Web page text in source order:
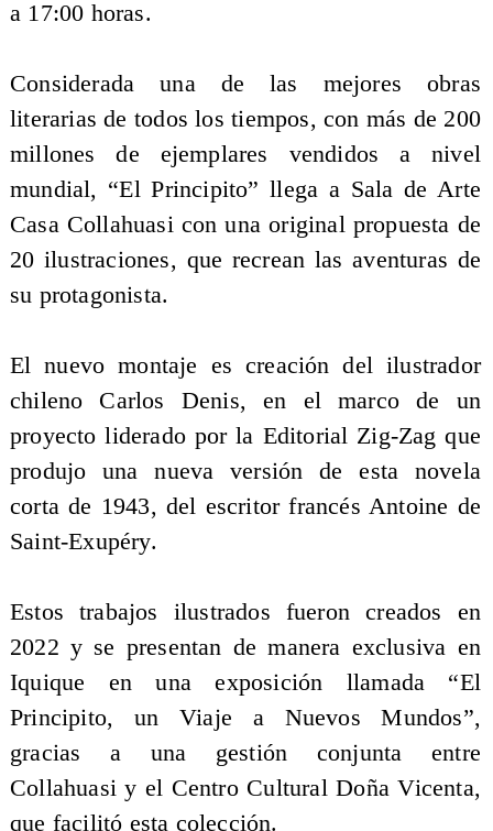
a 17:00 horas.
Considerada una de las mejores obras
literarias de todos los tiempos, con más de 200
millones de ejemplares vendidos a nivel
mundial, “El Principito” llega a Sala de Arte
Casa Collahuasi con una original propuesta de
20 ilustraciones, que recrean las aventuras de
su protagonista.
El nuevo montaje es creación del ilustrador
chileno Carlos Denis, en el marco de un
proyecto liderado por la Editorial Zig-Zag que
produjo una nueva versión de esta novela
corta de 1943, del escritor francés Antoine de
Saint-Exupéry.
Estos trabajos ilustrados fueron creados en
2022 y se presentan de manera exclusiva en
Iquique en una exposición llamada “El
Principito, un Viaje a Nuevos Mundos”,
gracias a una gestión conjunta entre
Collahuasi y el Centro Cultural Doña Vicenta,
que facilitó esta colección.